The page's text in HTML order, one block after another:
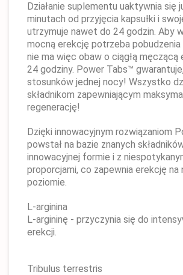
Działanie suplementu uaktywnia się
minutach od przyjęcia kapsułki i
utrzymuje nawet do 24 godzin. Aby
mocną erekcję potrzeba pobudzenia
nie ma więc obaw o ciągłą męczącą
24 godziny. Power Tabs™
stosunków jednej nocy! Wszystko
składnikom zapewniającym
regenerację!
Dzięki innowacyjnym rozwiązaniom
powstał na bazie znanych
innowacyjnej formie i z
proporcjami, co zapewnia erekcję na
poziomie.
L-arginina
L-argininę - przyczynia się do
erekcji.
Tribulus terrestris